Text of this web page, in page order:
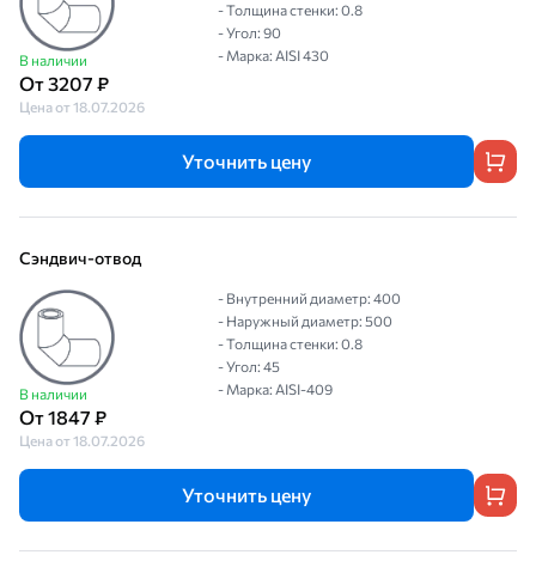
В наличии
От 3207 ₽
Цена от 18.07.2026
- Толщина стенки: 0.8
- Угол: 90
- Марка: AISI 430
Уточнить цену
Сэндвич-отвод
В наличии
От 1847 ₽
Цена от 18.07.2026
- Внутренний диаметр: 400
- Наружный диаметр: 500
- Толщина стенки: 0.8
- Угол: 45
- Марка: AISI-409
Уточнить цену